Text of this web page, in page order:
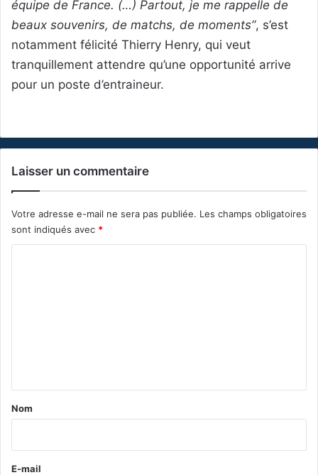
équipe de France. (…) Partout, je me rappelle de
beaux souvenirs, de matchs, de moments”, s’est
notamment félicité Thierry Henry, qui veut
tranquillement attendre qu’une opportunité arrive
pour un poste d’entraineur.
Laisser un commentaire
Votre adresse e-mail ne sera pas publiée. Les champs obligatoires
sont indiqués avec *
a
e
Nom
E-mail